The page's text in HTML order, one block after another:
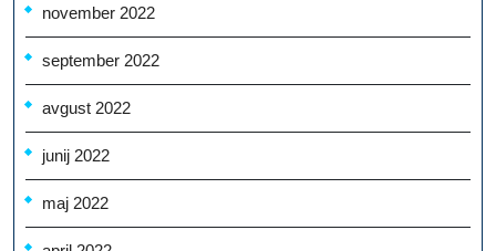
november 2022
september 2022
avgust 2022
junij 2022
maj 2022